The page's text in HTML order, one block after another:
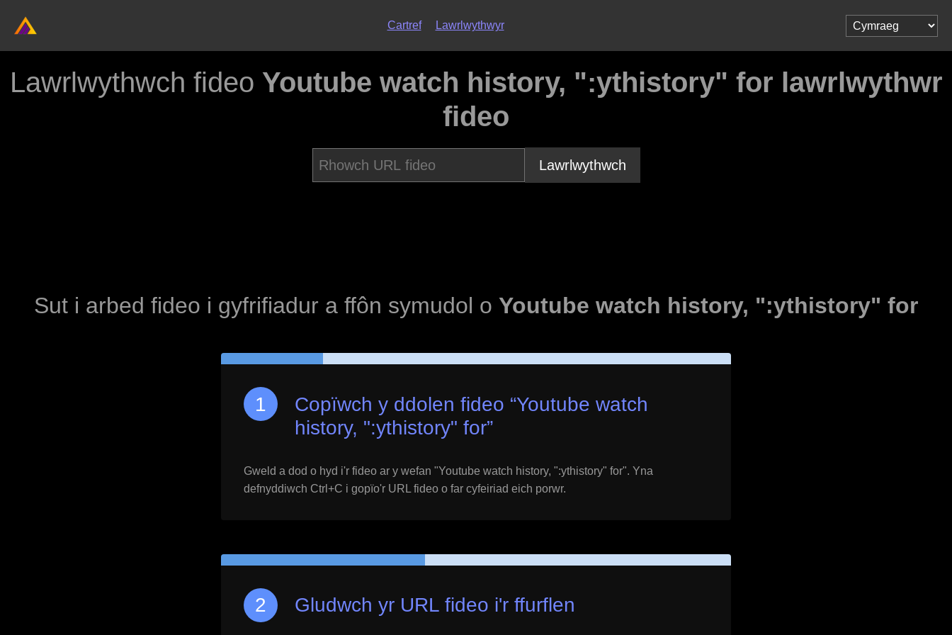
Cartref Lawrlwythwyr
Lawrlwythwch fideo Youtube watch history, ":ythistory" for lawrlwythwr
fideo
Lawrlwythwch
Sut i arbed fideo i gyfrifiadur a ffôn symudol o Youtube watch history, ":ythistory" for
Copïwch y ddolen fideo “Youtube watch
history, ":ythistory" for”
Gweld a dod o hyd i'r fideo ar y wefan "Youtube watch history, ":ythistory" for". Yna
defnyddiwch Ctrl+C i gopïo'r URL fideo o far cyfeiriad eich porwr.
Gludwch yr URL fideo i'r ffurflen